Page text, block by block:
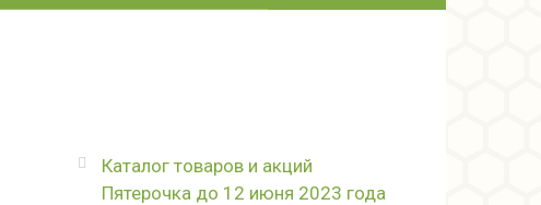
Каталог товаров и акций
Пятерочка до 12 июня 2023 года